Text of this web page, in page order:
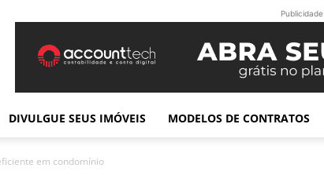
Publicidade
DIVULGUE SEUS IMÓVEIS MODELOS DE CONTRATOS
em condomínio